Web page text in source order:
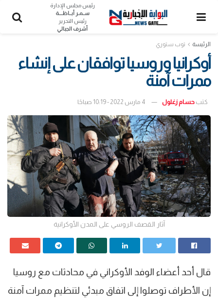
رئيس مجلس الإدارة
ســمـر أبــاظــــة
رئيس التحرير
أشرف الجبالي
الرئيسة توب ستوري
أوكرانيا وروسيا توافقان على إنشاء
ممرات آمنة
كتب حسام زغلول 4 مارس 2022 - 10:19 صباحًا
آثار القصف الروسي على المدن الأوكرانية
قال أحد أعضاء الوفد الأوكراني في محادثات مع روسيا
إن الأطراف توصلوا إلى اتفاق مبدئي لتنظيم ممرات آمنة